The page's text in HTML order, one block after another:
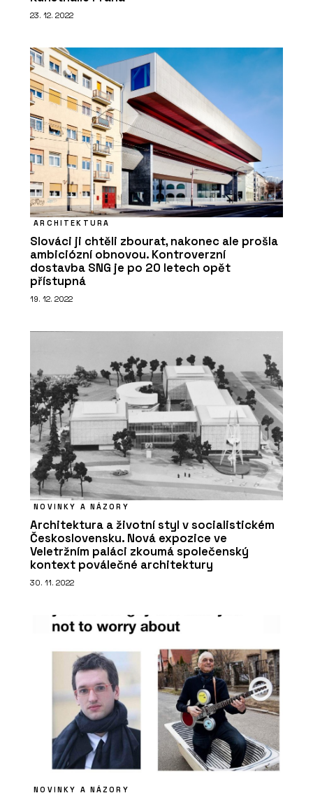
23. 12. 2022
ARCHITEKTURA
Slováci ji chtěli zbourat, nakonec ale prošla
ambiciózní obnovou. Kontroverzní
dostavba SNG je po 20 letech opět
přístupná
19. 12. 2022
NOVINKY A NÁZORY
Architektura a životní styl v socialistickém
Československu. Nová expozice ve
Veletržním paláci zkoumá společenský
kontext poválečné architektury
30. 11. 2022
NOVINKY A NÁZORY